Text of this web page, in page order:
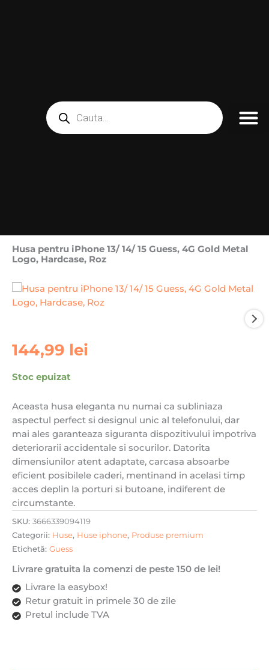
Products
search
Husa pentru iPhone 13/ 14/ 15 Guess, 4G Gold Metal
Logo, Hardcase, Roz
144,99 lei
Stoc epuizat
Aceasta husa eleganta nu numai ca subliniaza
aspectul perfect si designul unic al telefonului, dar
mai ales garanteaza siguranta dispozitivului impotriva
deteriorarii accidentale si socurilor. Datorita
dimensiunilor atent adaptate, carcasa absoarbe
eficient posibilele caderi, mentinand in acelasi timp
acces deplin la porturi si butoane, indiferent de
circumstante.
SKU: 3666339094119
Categorii: Huse, Huse iphone, Produse premium
Etichetă: Guess
Livrare gratuita la comenzi de peste 150 de lei!
Livrare la easybox!
Retur gratuit in primele 30 de zile
Pretul include TVA